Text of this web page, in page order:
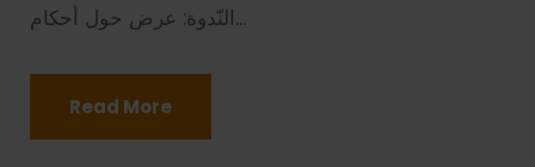
النّدوة: عرض حول أحكام...
Read More